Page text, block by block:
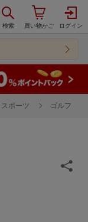
スポーツ ゴルフ